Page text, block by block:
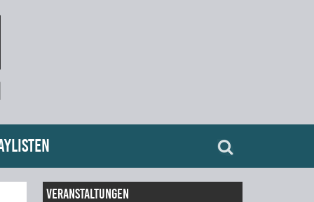
Veranstaltungen